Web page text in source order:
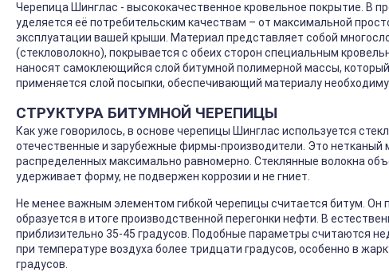
Черепица Шинглас - высококачественное кровельное покрытие. В
уделяется её потребительским качествам – от максимальной
эксплуатации вашей крыши. Материал представляет собой
(стекловолокно), покрывается с обеих сторон специальным
наносят самоклеющийся слой битумной полимерной массы,
применяется слой посыпки, обеспечивающий материалу
СТРУКТУРА БИТУМНОЙ ЧЕРЕПИЦЫ
Как уже говорилось, в основе черепицы Шинглас используется
отечественные и зарубежные фирмы-производители. Это нетканый
распределенных максимально равномерно. Стеклянные волокна
удерживает форму, не подвержен коррозии и не гниет.
Не менее важным элементом гибкой черепицы считается битум. Он
образуется в итоге производственной перегонки нефти. В
приблизительно 35-45 градусов. Подобные параметры считаются
при температуре воздуха более тридцати градусов, особенно в
градусов.